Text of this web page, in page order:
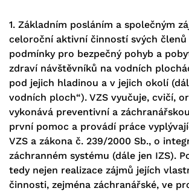
1. Základním posláním a společným
celoroční aktivní činností svých
podmínky pro bezpečný pohyb a
zdraví návštěvníků na vodních
pod jejich hladinou a v jejich okolí
vodních ploch“). VZS vyučuje, cvičí,
vykonává preventivní a
první pomoc a provádí práce
VZS a zákona č. 239/2000 Sb., o
záchranném systému (dále jen IZS).
tedy nejen realizace zájmů jejích
činnosti, zejména záchranářské, ve